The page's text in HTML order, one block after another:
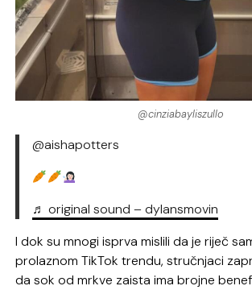
@cinziabayliszullo
@aishapotters
♬ original sound – dylansmovin
I dok su mnogi isprva mislili da je riječ
prolaznom TikTok trendu, stručnjaci
da sok od mrkve zaista ima brojne